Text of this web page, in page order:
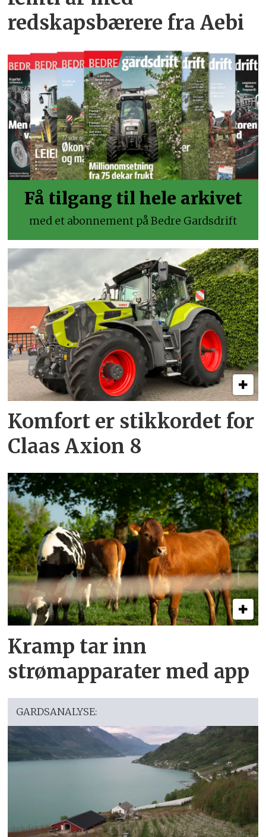
redskapsbærere fra Aebi
Få tilgang til hele arkivet
med et abonnement på Bedre Gardsdrift
Komfort er stikkordet for
Claas Axion 8
Kramp tar inn
strømapparater med app
GARDSANALYSE: